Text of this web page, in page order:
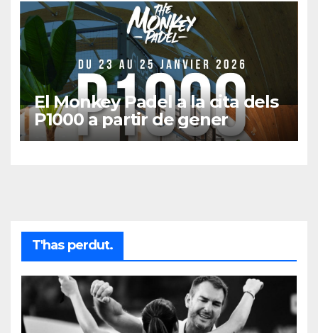
El Monkey Padel a la cita dels
P1000 a partir de gener
T'has perdut.